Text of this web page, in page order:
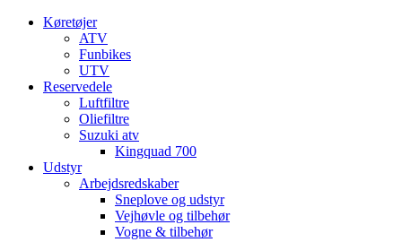
Køretøjer
ATV
Funbikes
UTV
Reservedele
Luftfiltre
Oliefiltre
Suzuki atv
Kingquad 700
Udstyr
Arbejdsredskaber
Sneplove og udstyr
Vejhøvle og tilbehør
Vogne & tilbehør